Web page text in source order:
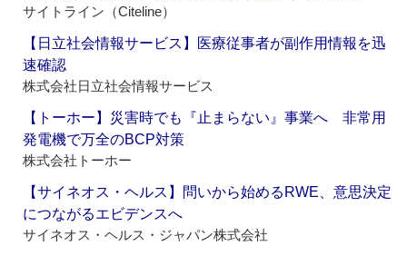
サイトライン（Citeline）
【日立社会情報サービス】医療従事者が副作用情報を迅
速確認
株式会社日立社会情報サービス
【トーホー】災害時でも『止まらない』事業へ 非常用
発電機で万全のBCP対策
株式会社トーホー
【サイネオス・ヘルス】問いから始めるRWE、意思決定
につながるエビデンスへ
サイネオス・ヘルス・ジャパン株式会社